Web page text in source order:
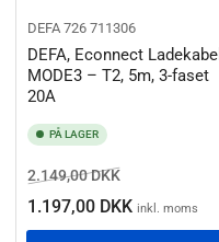
DEFA 726 711306
DEFA, Econnect Ladekabel
MODE3 – T2, 5m, 3-faset
20A
PÅ LAGER
Normalpris
2.149,00 DKKSalgspris
1.197,00 DKK inkl. moms